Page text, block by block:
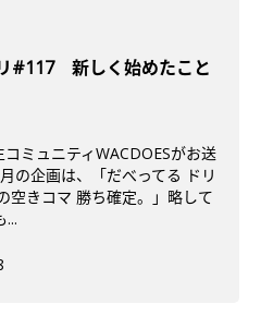
#117 新しく始めたこと
ミュニティWACDOESがお送
の企画は、「だべってる ドリ
空きコマ 勝ち確定。」略して
...